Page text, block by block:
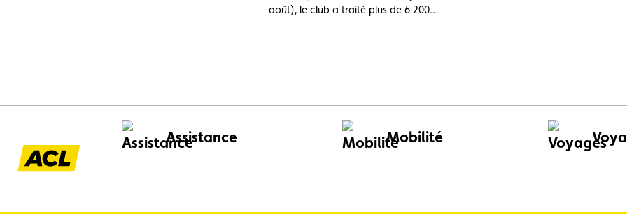
août), le club a traité plus de 6 200
Assistance Mobilité